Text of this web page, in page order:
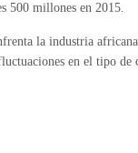
500 millones en 2015.
la industria
en el tipo